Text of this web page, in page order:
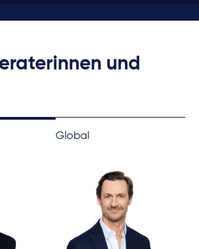
und
Global